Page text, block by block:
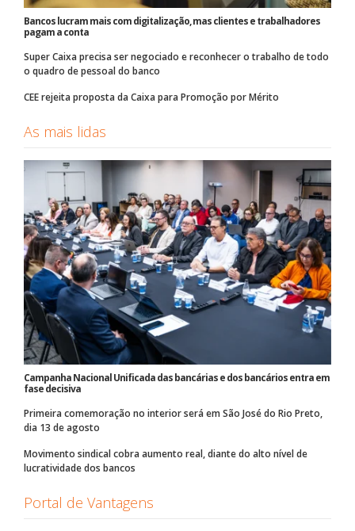
Bancos lucram mais com digitalização, mas clientes e trabalhadores
pagam a conta
Super Caixa precisa ser negociado e reconhecer o trabalho de todo
o quadro de pessoal do banco
CEE rejeita proposta da Caixa para Promoção por Mérito
As mais lidas
Campanha Nacional Unificada das bancárias e dos bancários entra em
fase decisiva
Primeira comemoração no interior será em São José do Rio Preto,
dia 13 de agosto
Movimento sindical cobra aumento real, diante do alto nível de
lucratividade dos bancos
Portal de Vantagens